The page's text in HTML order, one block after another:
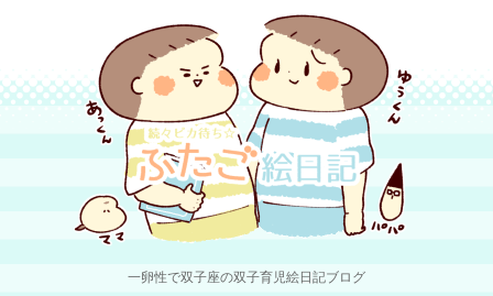
一卵性で双子座の双子育児絵日記ブログ